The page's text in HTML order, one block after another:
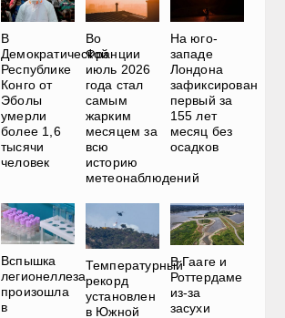
В
Демократической
Республике
Конго от
Эболы
умерли
более 1,6
тысячи
человек
Во
Франции
июль 2026
года стал
самым
жарким
месяцем за
всю
историю
метеонаблюдений
На юго-
западе
Лондона
зафиксирован
первый за
155 лет
месяц без
осадков
Вспышка
легионеллеза
произошла
в
Температурный
рекорд
установлен
в Южной
В Гааге и
Роттердаме
из-за
засухи